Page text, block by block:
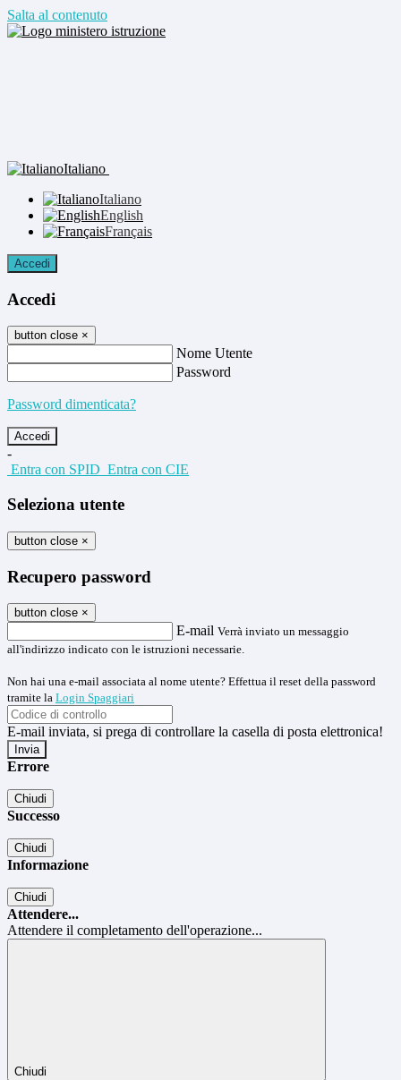
Salta al contenuto
Italiano
Italiano
English
Français
Accedi
Accedi
button close ×
Nome Utente
Password
Password dimenticata?
-
Entra con SPID Entra con CIE
Seleziona utente
button close ×
Recupero password
button close ×
E-mail Verrà inviato un messaggio
all'indirizzo indicato con le istruzioni necessarie.
Non hai una e-mail associata al nome utente? Effettua il reset della password
tramite la Login Spaggiari
E-mail inviata, si prega di controllare la casella di posta elettronica!
Errore
Chiudi
Successo
Chiudi
Informazione
Chiudi
Attendere...
Attendere il completamento dell'operazione...
Chiudi